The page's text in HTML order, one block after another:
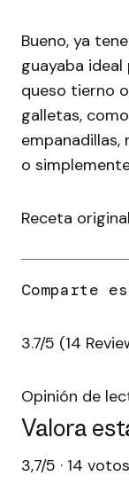
Bueno, ya
guayaba
queso tierno
galletas, como
empanadillas,
o
Receta
3.7/5 (14
Opinión de
Valora
3,7/5 · 14 votos